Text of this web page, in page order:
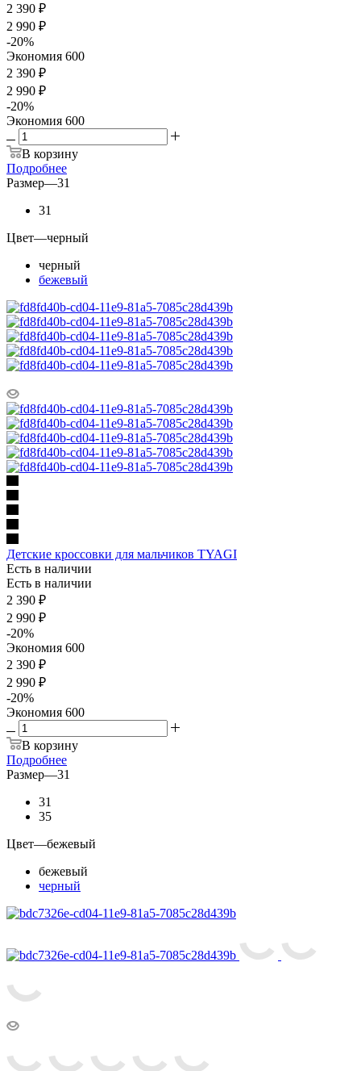
2 390 ₽
2 990 ₽
-20%
Экономия 600
2 390 ₽
2 990 ₽
-20%
Экономия 600
В корзину
Подробнее
Размер—31
31
Цвет—черный
черный
бежевый
Детские кроссовки для мальчиков TYAGI
Есть в наличии
Есть в наличии
2 390 ₽
2 990 ₽
-20%
Экономия 600
2 390 ₽
2 990 ₽
-20%
Экономия 600
В корзину
Подробнее
Размер—31
31
35
Цвет—бежевый
бежевый
черный